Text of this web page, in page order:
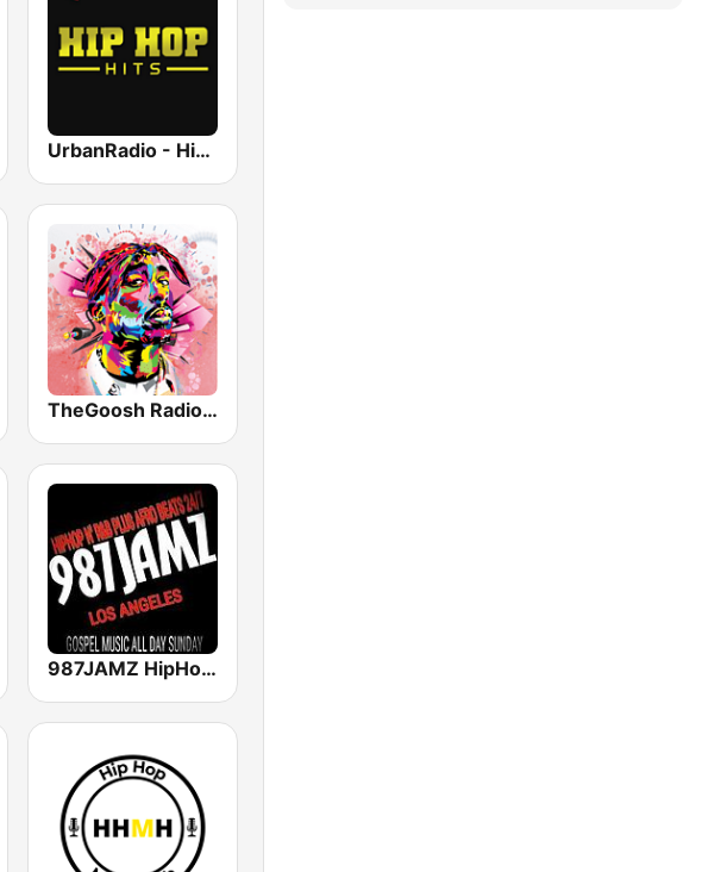
UrbanRadio - Hip Hop Hits
TheGoosh Radio - R&B
987JAMZ HipHop N' R&B Plus Afro Beats 24/7